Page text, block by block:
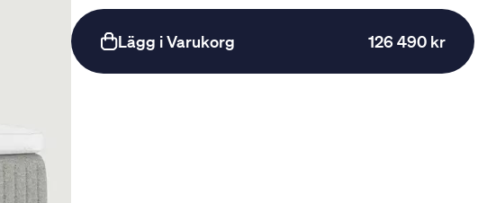
Lägg i Varukorg 126 490 kr